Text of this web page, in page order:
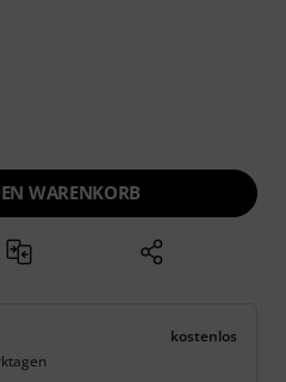
WARENKORB
kostenlos